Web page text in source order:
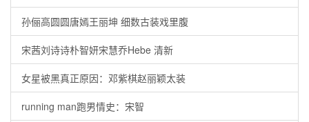
孙俪高圆圆唐嫣王丽坤 细数古装戏里腹
宋茜刘诗诗朴智妍宋慧乔Hebe 清新
女星被黑真正原因：邓紫棋赵丽颖太装
running man跑男情史：宋智